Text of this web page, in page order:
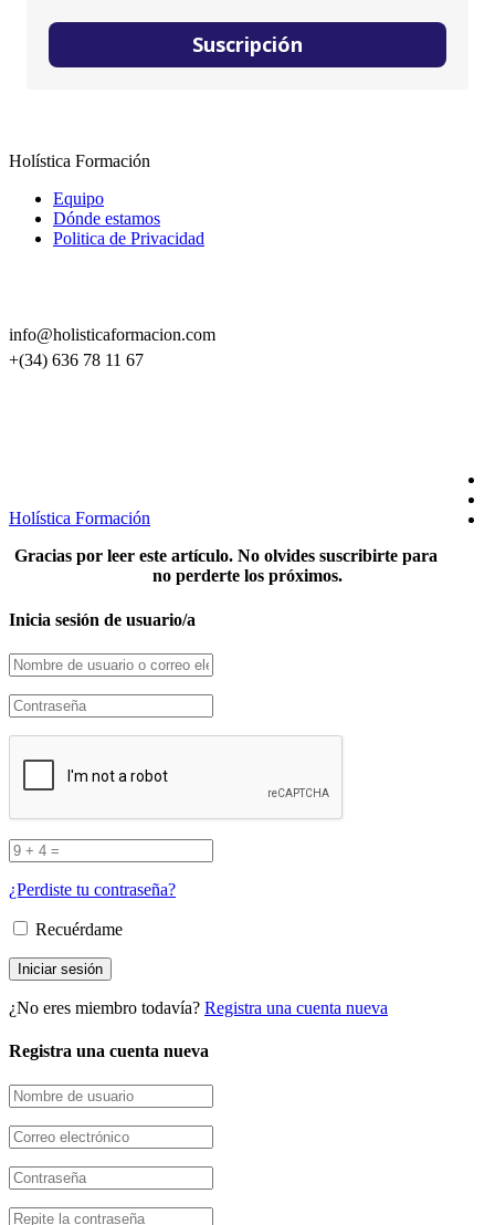
Suscripción
Holística Formación
Equipo
Dónde estamos
Politica de Privacidad
info@holisticaformacion.com
+(34) 636 78 11 67
Holística Formación
Gracias por leer este artículo. No olvides suscribirte para
no perderte los próximos.
Inicia sesión de usuario/a
¿Perdiste tu contraseña?
Recuérdame
¿No eres miembro todavía? Registra una cuenta nueva
Registra una cuenta nueva